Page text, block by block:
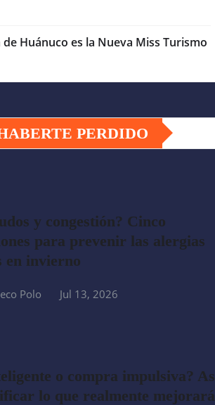
Huánuco es la Nueva Miss Turismo
PERDIDO
y congestión? Cinco
para prevenir las alergias
en invierno
Polo Jul 13, 2026
o compra impulsiva?
lo que realmente mejorará